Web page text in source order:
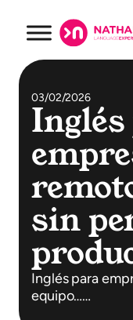
03/02/2026
sin
Inglés para
equipo……